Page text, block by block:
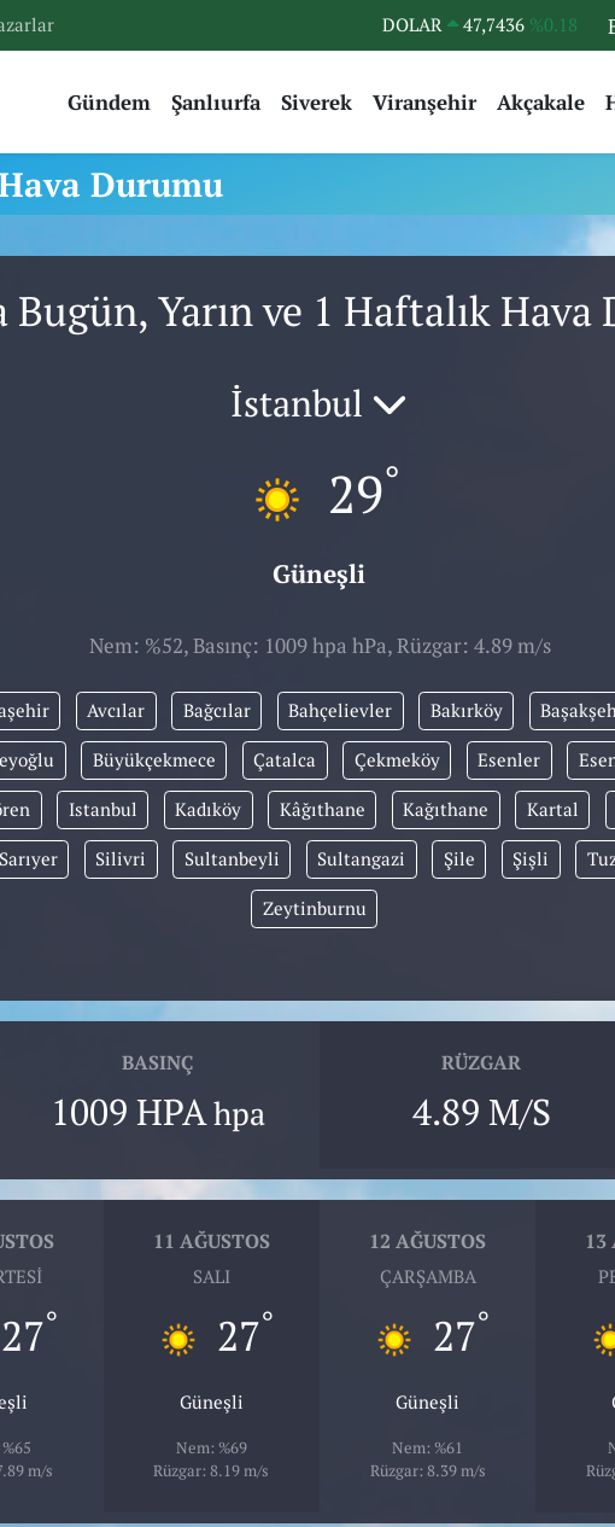
DOLAR 47,7436 %0.18
STERLİN
64,4811 %0.38
GRAM ALTIN
6660.55 %0.03
Gündem Şanlıurfa Siverek Viranşehir Akçakale
Durumu
Bugün, Yarın ve 1 Haftalık
İstanbul
29°
Güneşli
Nem: %52, Basınç: 1009 hpa hPa, Rüzgar: 4.89 m/s
Avcılar Bağcılar Bahçelievler Bakırköy
Büyükçekmece Çatalca Çekmeköy Esenler
Istanbul Kadıköy Kâğıthane Kağıthane Kartal
Sarıyer Silivri Sultanbeyli Sultangazi Şile Şişli
Zeytinburnu
BASINÇ
1009 HPAhpa
RÜZGAR
4.89 M/S
27°
m/s
11 AĞUSTOS
SALI
27°
Güneşli
Nem: %69
Rüzgar: 8.19 m/s
12 AĞUSTOS
ÇARŞAMBA
27°
Güneşli
Nem: %61
Rüzgar: 8.39 m/s
13